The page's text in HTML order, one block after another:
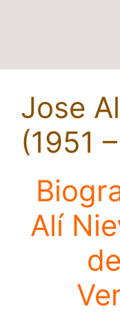
Jose
(1951
Alí